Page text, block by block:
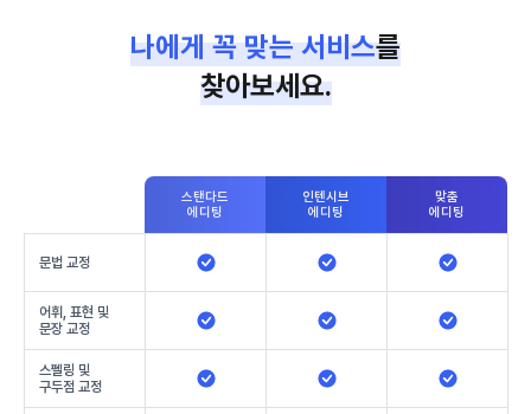
나에게 꼭 맞는 서비스를
찾아보세요.
스탠다드
에디팅
인텐시브
에디팅
맞춤
에디팅
문법 교정
어휘, 표현 및
문장 교정
스펠링 및
구두점 교정